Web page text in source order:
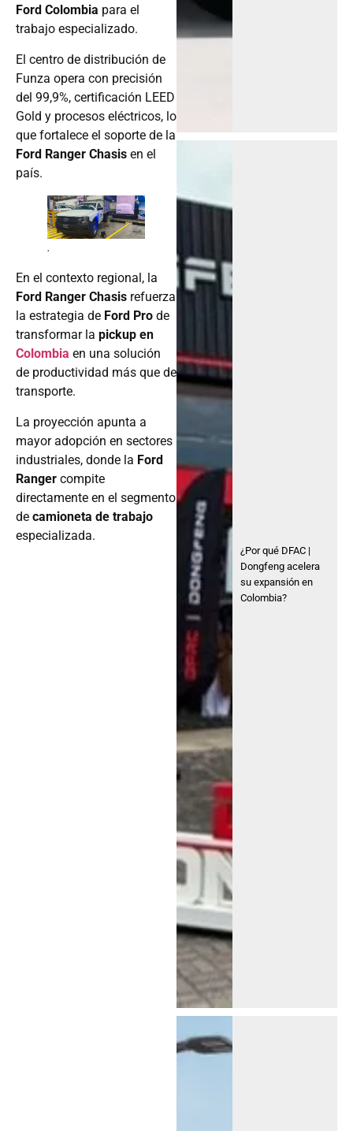
Ford Colombia para el
trabajo especializado.
El centro de distribución de
Funza opera con precisión
del 99,9%, certificación LEED
Gold y procesos eléctricos, lo
que fortalece el soporte de la
Ford Ranger Chasis en el
país.
.
En el contexto regional, la
Ford Ranger Chasis refuerza
la estrategia de Ford Pro de
transformar la pickup en
Colombia en una solución
de productividad más que de
transporte.
La proyección apunta a
mayor adopción en sectores
industriales, donde la Ford
Ranger compite
directamente en el segmento
de camioneta de trabajo
especializada.
¿Por qué DFAC |
Dongfeng acelera
su expansión en
Colombia?